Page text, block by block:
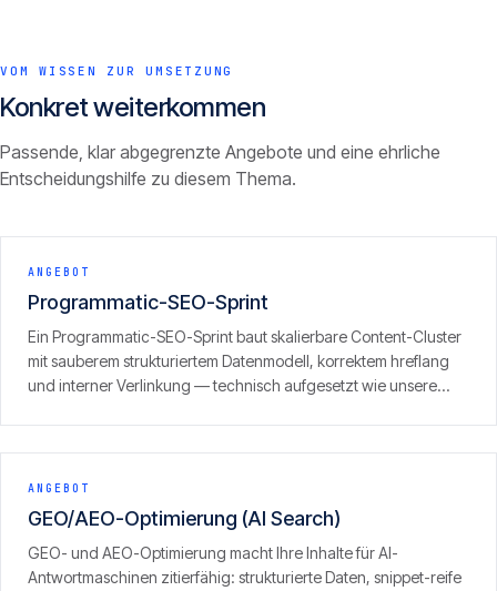
VOM WISSEN ZUR UMSETZUNG
Konkret weiterkommen
Passende, klar abgegrenzte Angebote und eine ehrliche
Entscheidungshilfe zu diesem Thema.
ANGEBOT
Programmatic-SEO-Sprint
Ein Programmatic-SEO-Sprint baut skalierbare Content-Cluster
mit sauberem strukturiertem Datenmodell, korrektem hreflang
und interner Verlinkung — technisch aufgesetzt wie unsere
ANGEBOT
GEO/AEO-Optimierung (AI Search)
GEO- und AEO-Optimierung macht Ihre Inhalte für AI-
Antwortmaschinen zitierfähig: strukturierte Daten, snippet-reife